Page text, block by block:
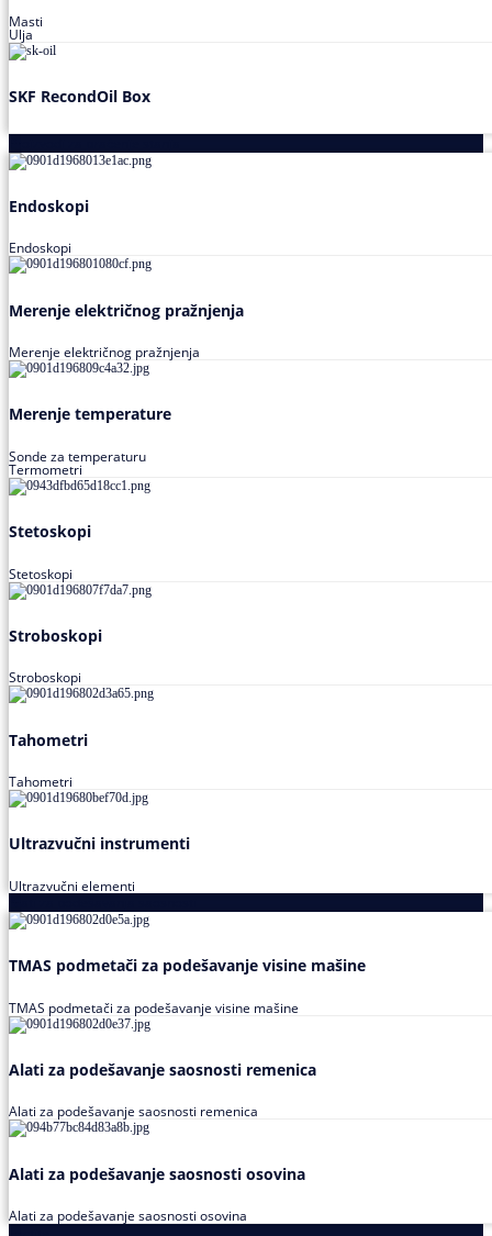
Masti
Ulja
SKF RecondOil Box
Endoskopi
Endoskopi
Merenje električnog pražnjenja
Merenje električnog pražnjenja
Merenje temperature
Sonde za temperaturu
Termometri
Stetoskopi
Stetoskopi
Stroboskopi
Stroboskopi
Tahometri
Tahometri
Ultrazvučni instrumenti
Ultrazvučni elementi
TMAS podmetači za podešavanje visine mašine
TMAS podmetači za podešavanje visine mašine
Alati za podešavanje saosnosti remenica
Alati za podešavanje saosnosti remenica
Alati za podešavanje saosnosti osovina
Alati za podešavanje saosnosti osovina